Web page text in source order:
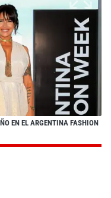
EN EL ARGENTINA FASHION